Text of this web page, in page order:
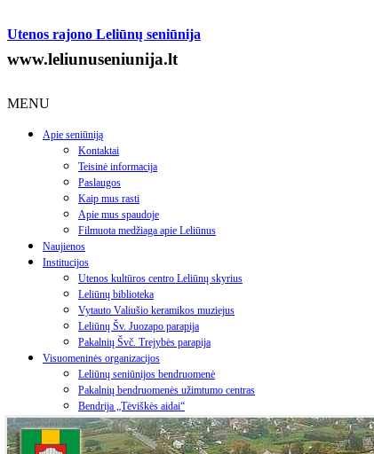
Utenos rajono Leliūnų seniūnija
www.leliunuseniunija.lt
MENU
Apie seniūniją
Kontaktai
Teisinė informacija
Paslaugos
Kaip mus rasti
Apie mus spaudoje
Filmuota medžiaga apie Leliūnus
Naujienos
Institucijos
Utenos kultūros centro Leliūnų skyrius
Leliūnų biblioteka
Vytauto Valiušio keramikos muziejus
Leliūnų Šv. Juozapo parapija
Pakalnių Švč. Trejybės parapija
Visuomeninės organizacijos
Leliūnų seniūnijos bendruomenė
Pakalnių bendruomenės užimtumo centras
Bendrija „Tėviškės aidai“